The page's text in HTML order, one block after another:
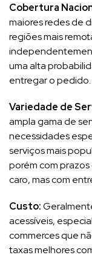
Cobertura
maiores redes de
regiões mais
uma alta
entregar o pedido.
Variedade de
ampla gama de
necessidades
serviços mais
porém com prazos
caro, mas com
Custo:
acessíveis,
commerces que
taxas melhores